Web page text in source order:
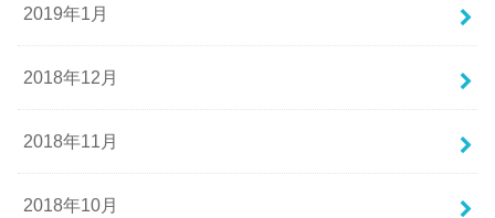
2019年1月
2018年12月
2018年11月
2018年10月